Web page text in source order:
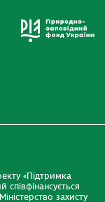
«Підтримка
співфінансується
захисту